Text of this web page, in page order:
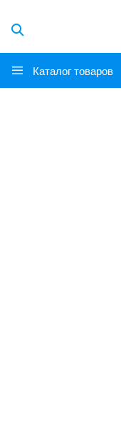
Каталог товаров